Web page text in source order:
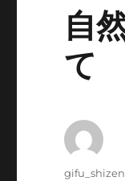
自
て
投